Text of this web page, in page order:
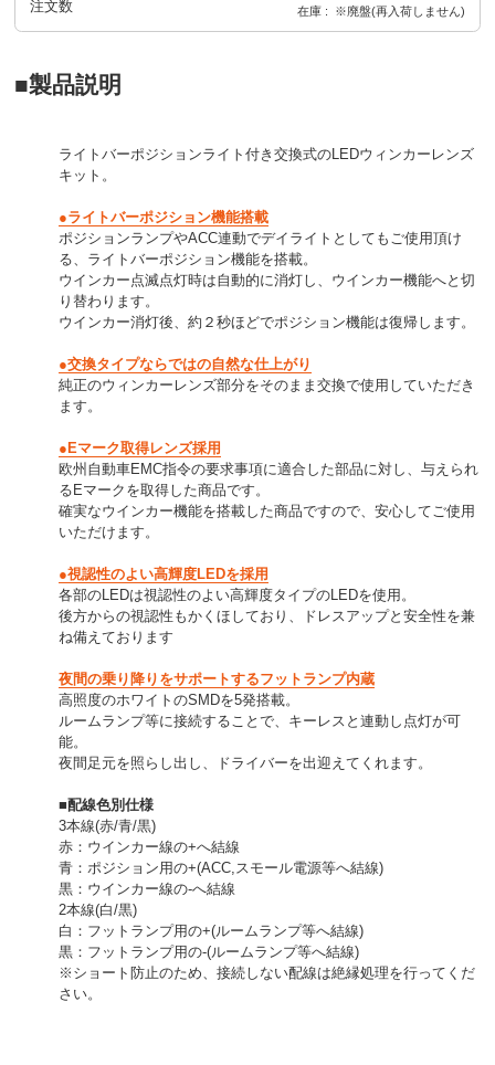
注文数 在庫 ※廃盤(再入荷しません)
■製品説明
ライトバーポジションライト付き交換式のLEDウィンカーレンズ
キット。
●ライトバーポジション機能搭載
ポジションランプやACC連動でデイライトとしてもご使用頂け
る、ライトバーポジション機能を搭載。
ウインカー点滅点灯時は自動的に消灯し、ウインカー機能へと切
り替わります。
ウインカー消灯後、約２秒ほどでポジション機能は復帰します。
●交換タイプならではの自然な仕上がり
純正のウィンカーレンズ部分をそのまま交換で使用していただき
ます。
●Eマーク取得レンズ採用
欧州自動車EMC指令の要求事項に適合した部品に対し、与えられ
るEマークを取得した商品です。
確実なウインカー機能を搭載した商品ですので、安心してご使用
いただけます。
●視認性のよい高輝度LEDを採用
各部のLEDは視認性のよい高輝度タイプのLEDを使用。
後方からの視認性もかくほしており、ドレスアップと安全性を兼
ね備えております
夜間の乗り降りをサポートするフットランプ内蔵
高照度のホワイトのSMDを5発搭載。
ルームランプ等に接続することで、キーレスと連動し点灯が可
能。
夜間足元を照らし出し、ドライバーを出迎えてくれます。
■配線色別仕様
3本線(赤/青/黒)
赤：ウインカー線の+へ結線
青：ポジション用の+(ACC,スモール電源等へ結線)
黒：ウインカー線の-へ結線
2本線(白/黒)
白：フットランプ用の+(ルームランプ等へ結線)
黒：フットランプ用の-(ルームランプ等へ結線)
※ショート防止のため、接続しない配線は絶縁処理を行ってくだ
さい。